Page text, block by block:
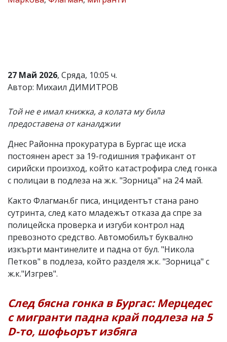
и
редакцията
не
отговорност
за
тях!
откриете
обиден
за
коментар,
сигнализирайте
ни!
27 Май 2026, Сряда, 10:05 ч.
Автор: Михаил ДИМИТРОВ
Той не е имал книжка, а колата му била
предоставена от каналджии
Днес Районна прокуратура в Бургас ще иска
постоянен арест за 19-годишния трафикант от
сирийски произход, който катастрофира след гонка
с полицаи в подлеза на ж.к. "Зорница" на 24 май.
Както Флагман.бг писа, инцидентът стана рано
сутринта, след като младежът отказа да спре за
полицейска проверка и изгуби контрол над
превозното средство. Автомобилът буквално
изкърти мантинелите и падна от бул. "Никола
Петков" в подлеза, който разделя ж.к. "Зорница" с
ж.к."Изгрев".
След бясна гонка в Бургас: Мерцедес
с мигранти падна край подлеза на 5
D-то, шофьорът избяга